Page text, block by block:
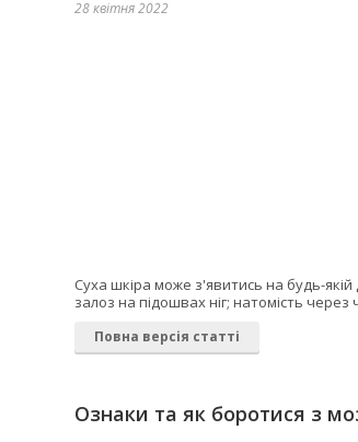
28 квітня 2022
Суха шкіра може з'явитись на будь-
залоз на підошвах ніг; натомість через
Повна версія статті
Ознаки та як боротися з